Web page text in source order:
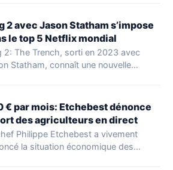
2 avec Jason Statham s’impose
le top 5 Netflix mondial
2: The Trench, sorti en 2023 avec
Statham, connaît une nouvelle
€ par mois: Etchebest dénonce
des agriculteurs en direct
Philippe Etchebest a vivement
la situation économique des